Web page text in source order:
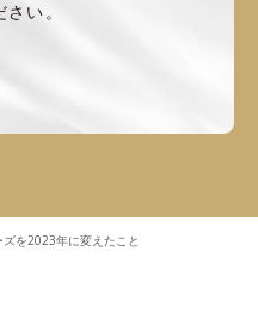
い。
を2023年に変えたこと